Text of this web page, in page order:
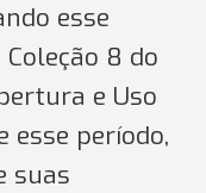
esse
8 do
e Uso
esse período,
suas